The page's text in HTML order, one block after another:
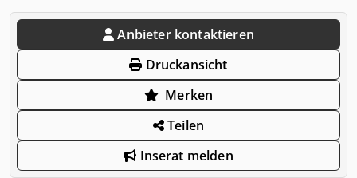
Anbieter kontaktieren
Druckansicht
Merken
Teilen
Inserat melden